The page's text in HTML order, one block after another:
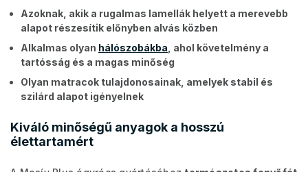
Azoknak, akik a rugalmas lamellák helyett a merevebb
alapot részesítik előnyben alvás közben
Alkalmas olyan hálószobákba , ahol követelmény a
tartósság és a magas minőség
Olyan matracok tulajdonosainak, amelyek stabil és
szilárd alapot igényelnek
Kiváló minőségű anyagok a hosszú
élettartamért